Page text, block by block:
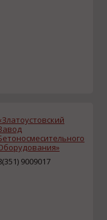
9009017